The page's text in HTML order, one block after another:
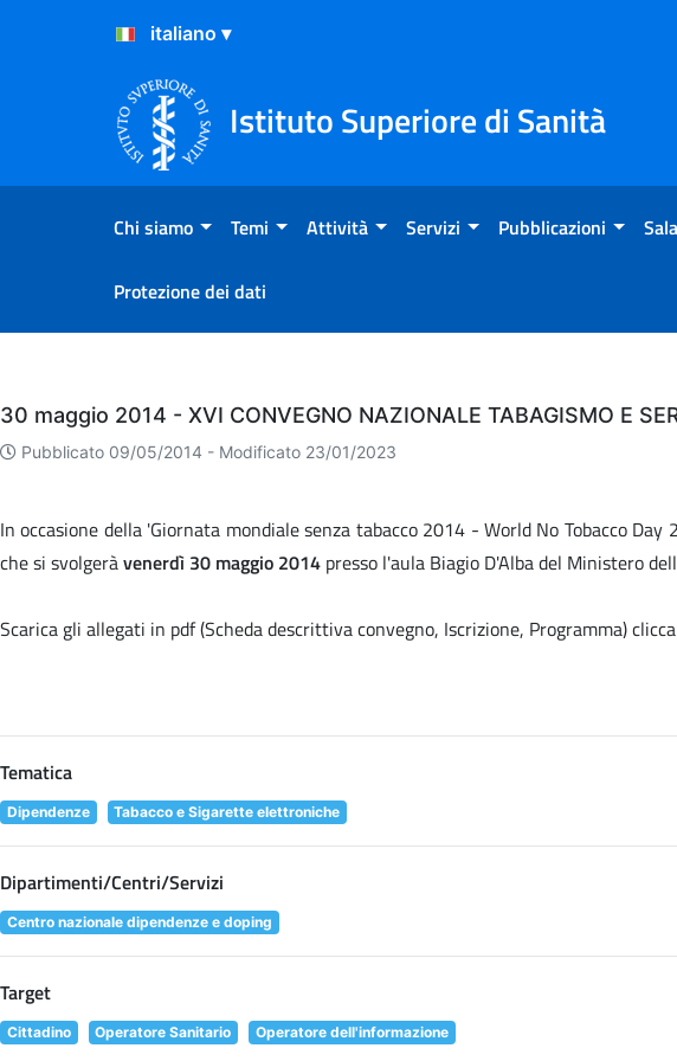
Salta al Contenuto
Salta al Footer
Istituto Superiore di Sanità
Chi siamo Temi Attività Servizi Pubblicazioni
Protezione dei dati
Eventi
30 maggio 2014 - XVI CONVEGNO NAZIONALE TABAGISMO E
Pubblicato 09/05/2014 - Modificato 23/01/2023
In occasione della 'Giornata mondiale senza tabacco 2014 - World No Tobacco
che si svolgeràvenerdì 30 maggio 2014 presso l'aula Biagio D'Alba del Ministero
Scarica gli allegati in pdf (Scheda descrittiva convegno, Iscrizione, Programma)
Tematica
Dipendenze Tabacco e Sigarette elettroniche
Dipartimenti/Centri/Servizi
Centro nazionale dipendenze e doping
Target
Cittadino Operatore Sanitario Operatore dell'informazione